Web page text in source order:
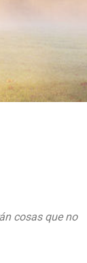
cosas que no